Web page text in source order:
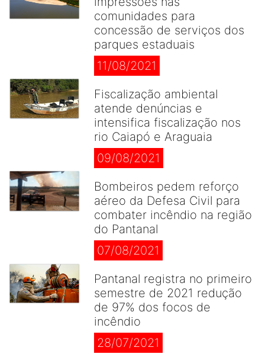
comunidades para
concessão de serviços dos
parques estaduais
11/08/2021
Fiscalização ambiental
atende denúncias e
intensifica fiscalização nos
rio Caiapó e Araguaia
09/08/2021
Bombeiros pedem reforço
aéreo da Defesa Civil para
combater incêndio na região
do Pantanal
07/08/2021
Pantanal registra no primeiro
semestre de 2021 redução
de 97% dos focos de
incêndio
28/07/2021